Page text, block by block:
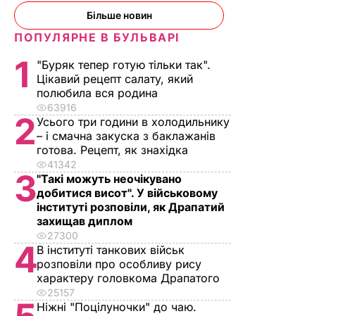
Більше новин
ПОПУЛЯРНЕ В БУЛЬВАРІ
1
"Буряк тепер готую тільки так".
Цікавий рецепт салату, який
полюбила вся родина
63916
2Усього три години в холодильнику
– і смачна закуска з баклажанів
готова. Рецепт, як знахідка
41342
3"Такі можуть неочікувано
добитися висот". У військовому
інституті розповіли, як Драпатий
захищав диплом
27300
4В інституті танкових військ
розповіли про особливу рису
характеру головкома Драпатого
25157
Ніжні "Поцілуночки" до чаю.